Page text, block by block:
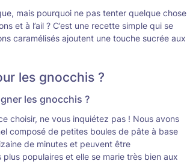
mais pourquoi ne pas tenter quelque chose
et à l’ail ? C’est une recette simple qui se
caramélisés ajoutent une touche sucrée aux
les gnocchis ?
les gnocchis ?
choisir, ne vous inquiétez pas ! Nous avons
composé de petites boules de pâte à base
de minutes et peuvent être
populaires et elle se marie très bien aux